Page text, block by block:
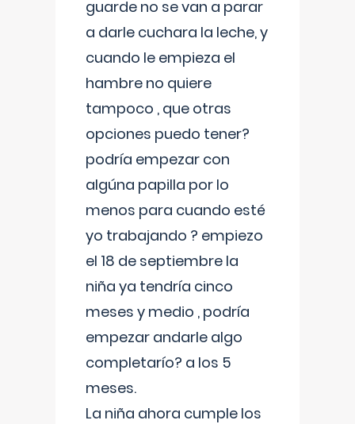
guarde no se van a parar
a darle cuchara la leche, y
cuando le empieza el
hambre no quiere
tampoco , que otras
opciones puedo tener?
podría empezar con
algúna papilla por lo
menos para cuando esté
yo trabajando ? empiezo
el 18 de septiembre la
niña ya tendría cinco
meses y medio , podría
empezar andarle algo
completarío? a los 5
meses.
La niña ahora cumple los